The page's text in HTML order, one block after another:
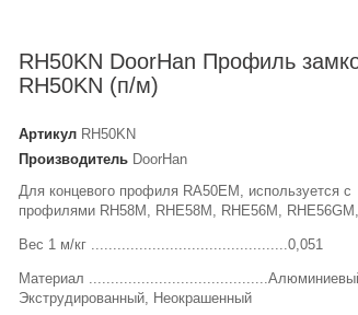
RH50KN DoorHan Профиль
RH50KN (п/м)
Артикул RH50KN
Производитель DoorHan
Для концевого профиля RA50EМ, используется с
профилями RH58М, RHЕ58М, RHЕ56М,
Вес 1 м/кг .............................................0,051
Материал
Экструдированный, Неокрашенный
стоимость доставки по тарифам СДЭК
получении